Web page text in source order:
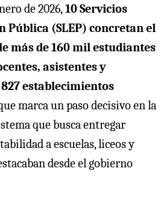
de 2026,10 Servicios
Pública (SLEP) concretan el
más de 160 mil estudiantes
asistentes y
establecimientos
marca un paso decisivo en la
que busca entregar
a escuelas, liceos y
desde el gobierno